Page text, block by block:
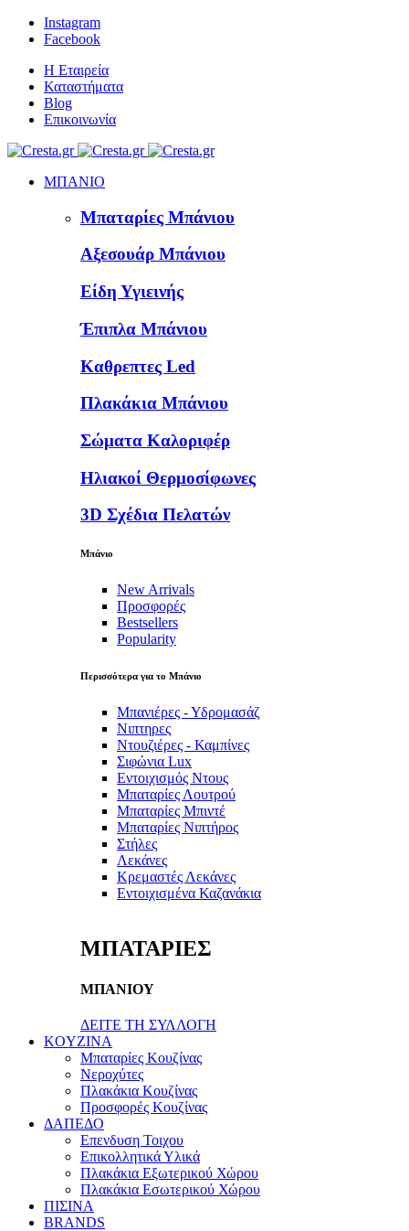
Instagram
Facebook
Η Εταιρεία
Καταστήματα
Blog
Επικοινωνία
ΜΠΑΝΙΟ
Μπαταρίες Μπάνιου
Αξεσουάρ Μπάνιου
Είδη Υγιεινής
Έπιπλα Μπάνιου
Καθρεπτες Led
Πλακάκια Μπάνιου
Σώματα Καλοριφέρ
Ηλιακοί Θερμοσίφωνες
3D Σχέδια Πελατών
Μπάνιο
New Arrivals
Προσφορές
Bestsellers
Popularity
Περισσότερα για το Μπάνιο
Μπανιέρες - Υδρομασάζ
Νιπτηρες
Ντουζιέρες - Καμπίνες
Σιφώνια Lux
Εντοιχισμός Ντους
Μπαταρίες Λουτρού
Μπαταρίες Μπιντέ
Μπαταρίες Νιπτήρος
Στήλες
Λεκάνες
Κρεμαστές Λεκάνες
Εντοιχισμένα Καζανάκια
ΜΠΑΤΑΡΙΕΣ
ΜΠΑΝΙΟΥ
ΔΕΙΤΕ ΤΗ ΣΥΛΛΟΓΗ
KOYZINA
Μπαταρίες Κουζίνας
Νεροχύτες
Πλακάκια Κουζίνας
Προσφορές Κουζίνας
ΔΑΠΕΔΟ
Επενδυση Τοιχου
Επικολλητικά Υλικά
Πλακάκια Εξωτερικού Χώρου
Πλακάκια Εσωτερικού Χώρου
ΠΙΣΙΝΑ
BRANDS